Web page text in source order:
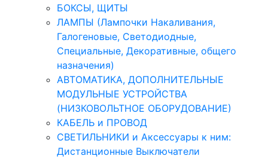
БОКСЫ, ЩИТЫ
ЛАМПЫ (Лампочки Накаливания,
Галогеновые, Светодиодные,
Специальные, Декоративные, общего
назначения)
АВТОМАТИКА, ДОПОЛНИТЕЛЬНЫЕ
МОДУЛЬНЫЕ УСТРОЙСТВА
(НИЗКОВОЛЬТНОЕ ОБОРУДОВАНИЕ)
КАБЕЛЬ и ПРОВОД
СВЕТИЛЬНИКИ и Аксессуары к ним:
Дистанционные Выключатели